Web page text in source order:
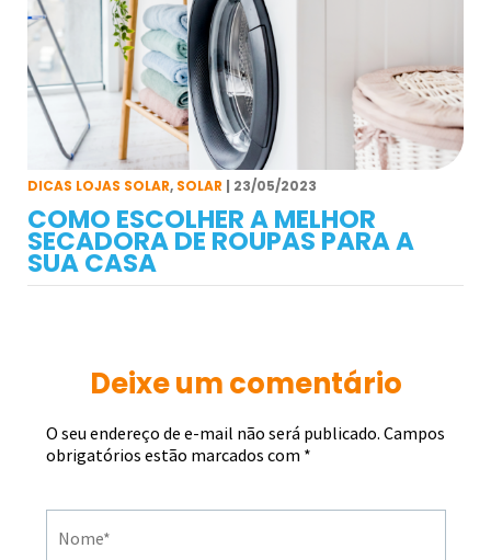
DICAS LOJAS SOLAR, SOLAR | 23/05/2023
COMO ESCOLHER A MELHOR
SECADORA DE ROUPAS PARA A
SUA CASA
Deixe um comentário
O seu endereço de e-mail não será publicado. Campos
obrigatórios estão marcados com *